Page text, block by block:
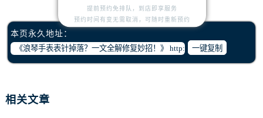
山西省朔州市朔城区怡西路与鄯阳西街交汇处浪琴售后服务中心（需提前预约）
本页永久地址：
一键复制
相关文章
提前预约免排队，到店即享服务
预约时间有变无需取消，可随时重新预约